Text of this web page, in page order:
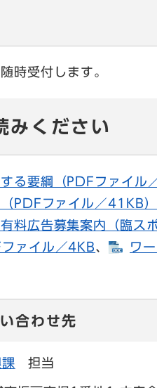
時受付します。
みください
る要綱（PDFファイル
PDFファイル／41KB）
料広告募集案内（臨
ファイル／4KB、 ワ
合わせ先
担当